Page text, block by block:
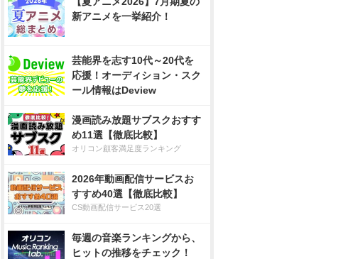
新アニメを一挙紹介！
芸能界を志す10代～20代を
応援！オーディション・スク
ール情報はDeview
漫画読み放題サブスクおすす
め11選【徹底比較】
オリコン顧客満足度ランキング
2026年動画配信サービスお
すすめ40選【徹底比較】
CS動画配信サービス20選
毎週の音楽ランキングから、
ヒットの推移をチェック！